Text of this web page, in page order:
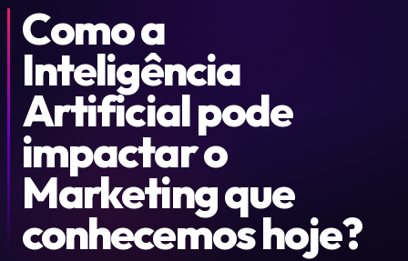
Como a
Inteligência
Artificial pode
impactar o
Marketing que
conhecemos hoje?